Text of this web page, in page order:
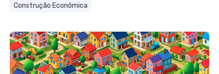
Construção Econômica